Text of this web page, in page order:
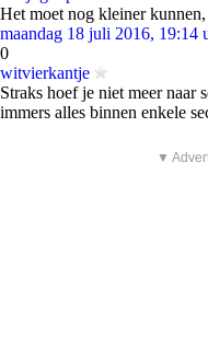
Het moet nog kleiner
maandag 18 juli 2016, 19:14
0
witvierkantje
Straks hoef je niet meer naar
immers alles binnen enkele
▼